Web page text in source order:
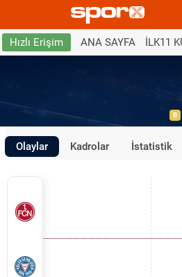
Hızlı Erişim ANA SAYFA İLK11
B
Olaylar Kadrolar İstatistik